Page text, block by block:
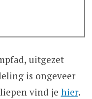
uitgezet
is ongeveer
vind je hier.